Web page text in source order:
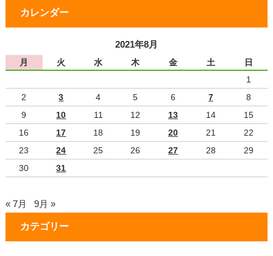
カレンダー
2021年8月
月 火 水 木 金 土
日
1
2
3 4 5 6 7
8
9
10 11 12 13 14
15
16
17 18 19 20 21
22
23
24 25 26 27 28
29
30
31
« 7月 9月 »
カテゴリー